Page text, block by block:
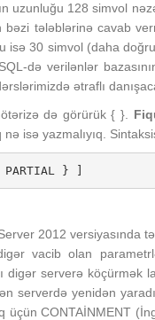
uzunluğu 128 simvol
tələblərinə cavab
isə 30 simvol (daha
də verilənlər
ətraflı
də görürük { }.
isə yazmalıyıq.
PARTIAL } ]
2012 versiyasında
vacib olan
digər serverə köçürmək
serverdə yenidən
CONTAİNMENT